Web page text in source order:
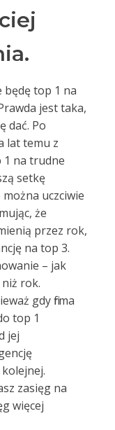
będę top 1 na
jest taka,
dać. Po
lat temu z
1 na trudne
setkę
uczciwie
że
przez rok,
na top 3.
– jak
rok.
gdy firma
top 1
jej
zasięg na
więcej